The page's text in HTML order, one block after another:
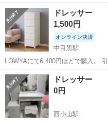
使用しなくなったため販売いたします。 以下サイトからの
>> 耐久性に優れたガラストップの
ドやお気に入りのパーソナルチェ...
東京 目黒区 都立大学駅
ドレッサー
1,500円
オンライン決済
中目黒駅
LOWYAにて6,400円ほどで購入。 引っ越しのため家具を整理していま
す。(8/1引取り希望) 他の家具も出
ださる方がいましたら優先でお渡し
東京 目黒区 中目黒駅
ドレッサー
0円
西小山駅